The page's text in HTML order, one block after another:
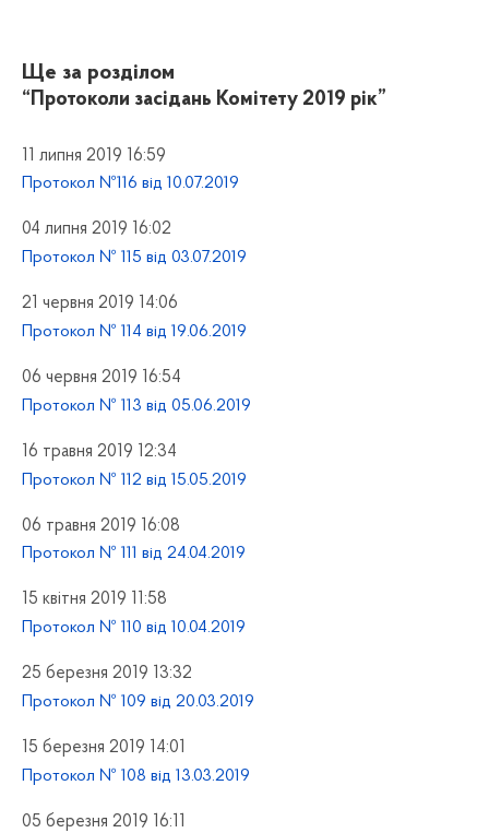
Ще за розділом
“Протоколи засідань Комітету 2019 рік”
11 липня 2019 16:59
Протокол №116 від 10.07.2019
04 липня 2019 16:02
Протокол № 115 від 03.07.2019
21 червня 2019 14:06
Протокол № 114 від 19.06.2019
06 червня 2019 16:54
Протокол № 113 від 05.06.2019
16 травня 2019 12:34
Протокол № 112 від 15.05.2019
06 травня 2019 16:08
Протокол № 111 від 24.04.2019
15 квітня 2019 11:58
Протокол № 110 від 10.04.2019
25 березня 2019 13:32
Протокол № 109 від 20.03.2019
15 березня 2019 14:01
Протокол № 108 від 13.03.2019
05 березня 2019 16:11